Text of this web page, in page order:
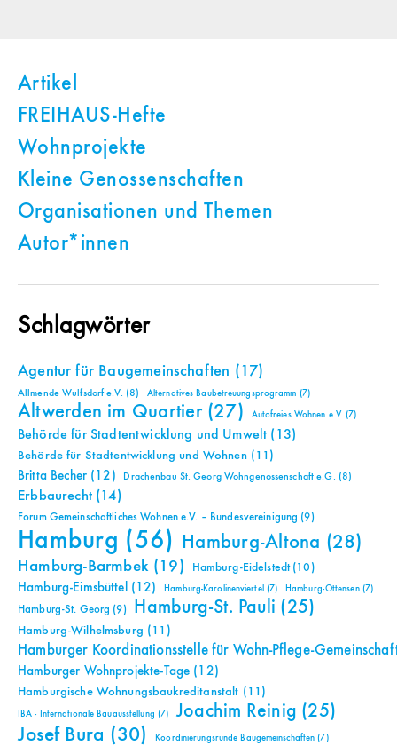
Artikel
FREIHAUS-Hefte
Wohnprojekte
Kleine Genossenschaften
Organisationen und Themen
Autor*innen
Schlagwörter
Agentur für Baugemeinschaften (17)
Allmende Wulfsdorf e.V. (8) Alternatives Baubetreuungsprogramm (7)
Altwerden im Quartier(27) Autofreies Wohnen e.V. (7)
Behörde für Stadtentwicklung und Umwelt (13)
Behörde für Stadtentwicklung und Wohnen(11)
Britta Becher(12) Drachenbau St. Georg Wohngenossenschaft e.G. (8)
Erbbaurecht(14)
Forum Gemeinschaftliches Wohnen e.V. – Bundesvereinigung (9)
Hamburg (56) Hamburg-Altona (28)
Hamburg-Barmbek(19) Hamburg-Eidelstedt(10)
Hamburg-Eimsbüttel (12) Hamburg-Karolinenviertel (7) Hamburg-Ottensen(7)
Hamburg-St. Georg (9) Hamburg-St. Pauli (25)
Hamburg-Wilhelmsburg (11)
Hamburger Koordinationsstelle für Wohn-Pflege-
Hamburger Wohnprojekte-Tage (12)
Hamburgische Wohnungsbaukreditanstalt (11)
IBA - Internationale Bauausstellung (7) Joachim Reinig (25)
Josef Bura (30) Koordinierungsrunde Baugemeinschaften (7)